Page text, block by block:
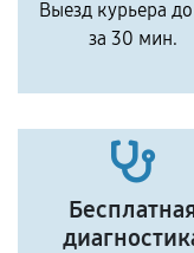
Выезд курьера
за 30 мин.